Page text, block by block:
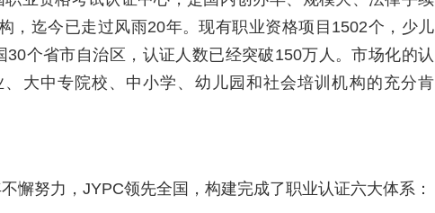
，迄今已走过风雨20年。现有职业资格项目 1502个，少儿
30个省市自治区，认证人数已经突破150万人。市场化的认
大中专院校、中小学、幼儿园和社会培训机构的充分肯
懈努力， JYPC领先全国，构建完成了职业认证六大体系：